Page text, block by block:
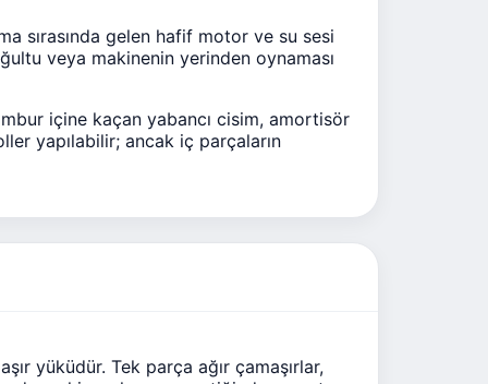
sırasında gelen hafif motor ve su sesi
veya makinenin yerinden oynaması
içine kaçan yabancı cisim, amortisör
yapılabilir; ancak iç parçaların
yüküdür. Tek parça ağır çamaşırlar,